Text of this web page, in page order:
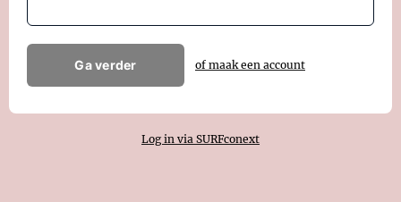
Ga verder of maak een account
Log in via SURFconext